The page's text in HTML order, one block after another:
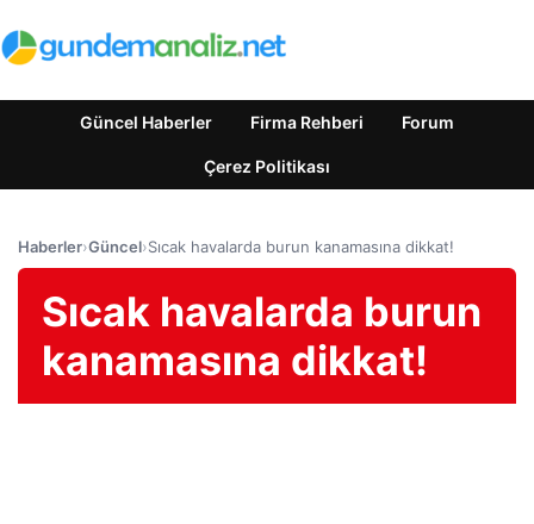
Güncel Haberler Firma Rehberi Forum
Çerez Politikası
Haberler›Güncel›Sıcak havalarda burun kanamasına dikkat!
Sıcak havalarda burun
kanamasına dikkat!